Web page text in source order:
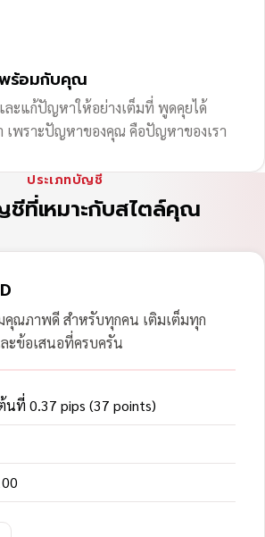
พร้อมกับคุณ
ะแก้ปัญหาให้อย่างเต็มที่ พูดคุยได้
พราะปัญหาของคุณ คือปัญหาของเรา
ประเภทบัญชี
ชีที่เหมาะกับสไตล์คุณ
ณภาพดี สำหรับทุกคน เติมเต็มทุก
ะข้อเสนอที่ครบครัน
นที่ 0.37 pips (37 points)